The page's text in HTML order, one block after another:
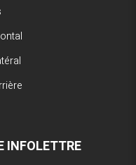
INFOLETTRE